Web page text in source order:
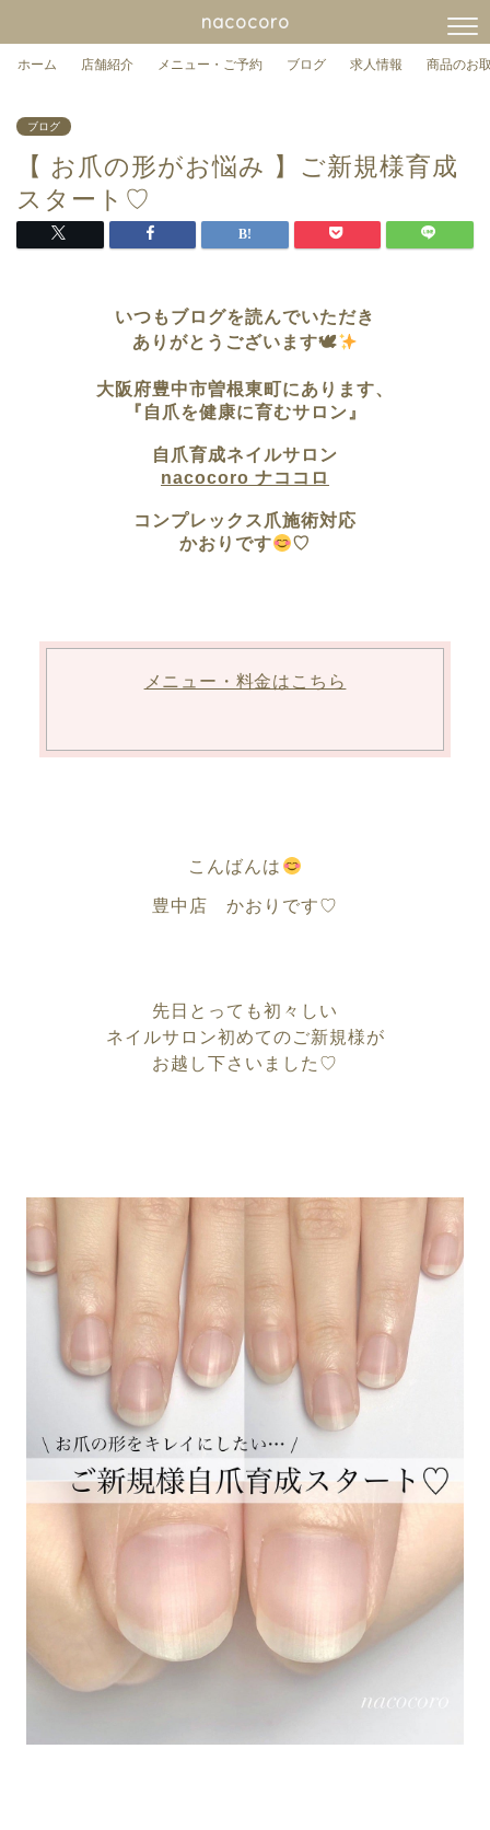
nacocoro
ホーム 店舗紹介 メニュー・ご予約 ブログ 求人情報 商品のお
ブログ
【 お爪の形がお悩み 】ご新規様育成
スタート♡
いつもブログを読んでいただき
ありがとうございます🕊
大阪府豊中市曽根東町にあります、
『自爪を健康に育むサロン』
自爪育成ネイルサロン
nacocoro ナココロ
コンプレックス爪施術対応
かおりです
♡
メニュー・料金はこちら
こんばんは
豊中店 かおりです♡
先日とっても初々しい
ネイルサロン初めてのご新規様が
お越し下さいました♡